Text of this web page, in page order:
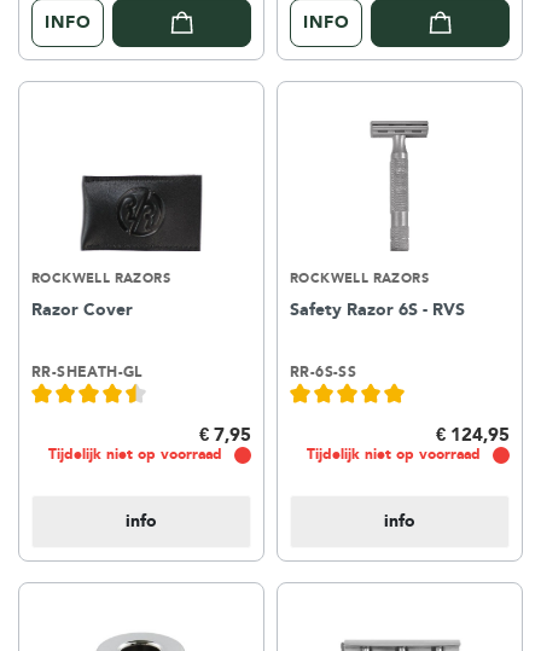
INFO INFO
ROCKWELL RAZORS
Razor Cover
RR-SHEATH-GL
€ 7,95
Tijdelijk niet op voorraad
info
ROCKWELL RAZORS
Safety Razor 6S - RVS
RR-6S-SS
€ 124,95
Tijdelijk niet op voorraad
info